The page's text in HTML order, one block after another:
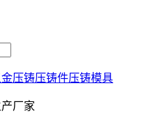
金压铸压铸件压铸模具
厂家